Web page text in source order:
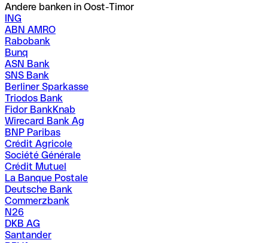
Andere banken in Oost-Timor
ING
ABN AMRO
Rabobank
Bunq
ASN Bank
SNS Bank
Berliner Sparkasse
Triodos Bank
Fidor BankKnab
Wirecard Bank Ag
BNP Paribas
Crédit Agricole
Société Générale
Crédit Mutuel
La Banque Postale
Deutsche Bank
Commerzbank
N26
DKB AG
Santander